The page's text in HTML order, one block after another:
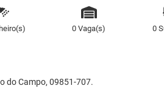
0 Vaga(s) 0
do Campo, 09851-707.